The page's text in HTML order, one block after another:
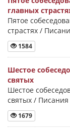
главных
Пятое
страстях /
1584
Шестое
святых
Шестое
святых / Писания
1679